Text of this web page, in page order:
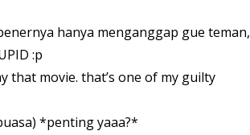
hanya menganggap gue teman,
:p
that movie. that’s one of my guilty
*penting yaaa?*